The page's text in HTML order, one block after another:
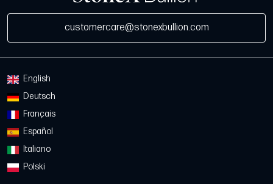
customercare@stonexbullion.com
English
Deutsch
Français
Español
Italiano
Polski